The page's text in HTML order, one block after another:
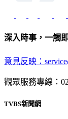
深入時事，一觸
意見反映：
觀眾服務專線：
TVBS新聞網